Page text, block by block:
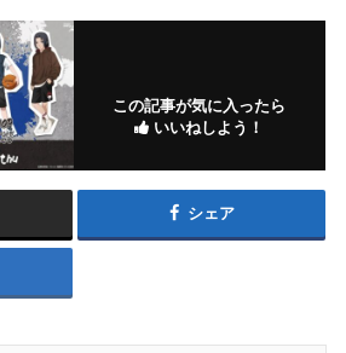
この記事が気に入ったら
いいねしよう！
シェア